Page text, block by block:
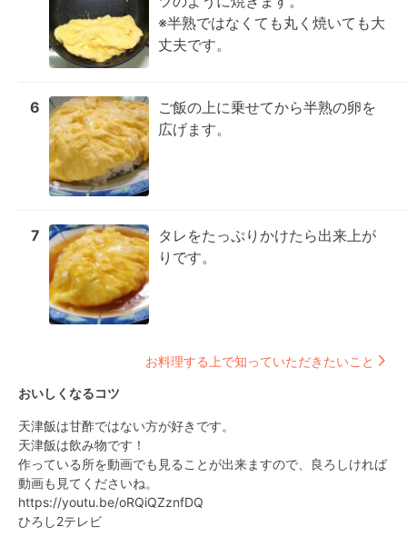
※半熟ではなくても丸く焼いても大
丈夫です。
6
ご飯の上に乗せてから半熟の卵を
広げます。
7
タレをたっぷりかけたら出来上が
りです。
お料理する上で知っていただきたいこと
おいしくなるコツ
天津飯は甘酢ではない方が好きです。
天津飯は飲み物です！
作っている所を動画でも見ることが出来ますので、良ろしければ
動画も見てくださいね。
https://youtu.be/oRQiQZznfDQ
ひろし2テレビ